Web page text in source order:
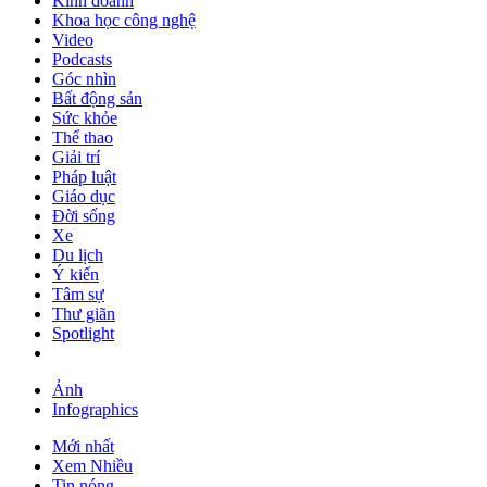
Khoa học công nghệ
Video
Podcasts
Góc nhìn
Bất động sản
Sức khỏe
Thể thao
Giải trí
Pháp luật
Giáo dục
Đời sống
Xe
Du lịch
Ý kiến
Tâm sự
Thư giãn
Spotlight
Ảnh
Infographics
Mới nhất
Xem Nhiều